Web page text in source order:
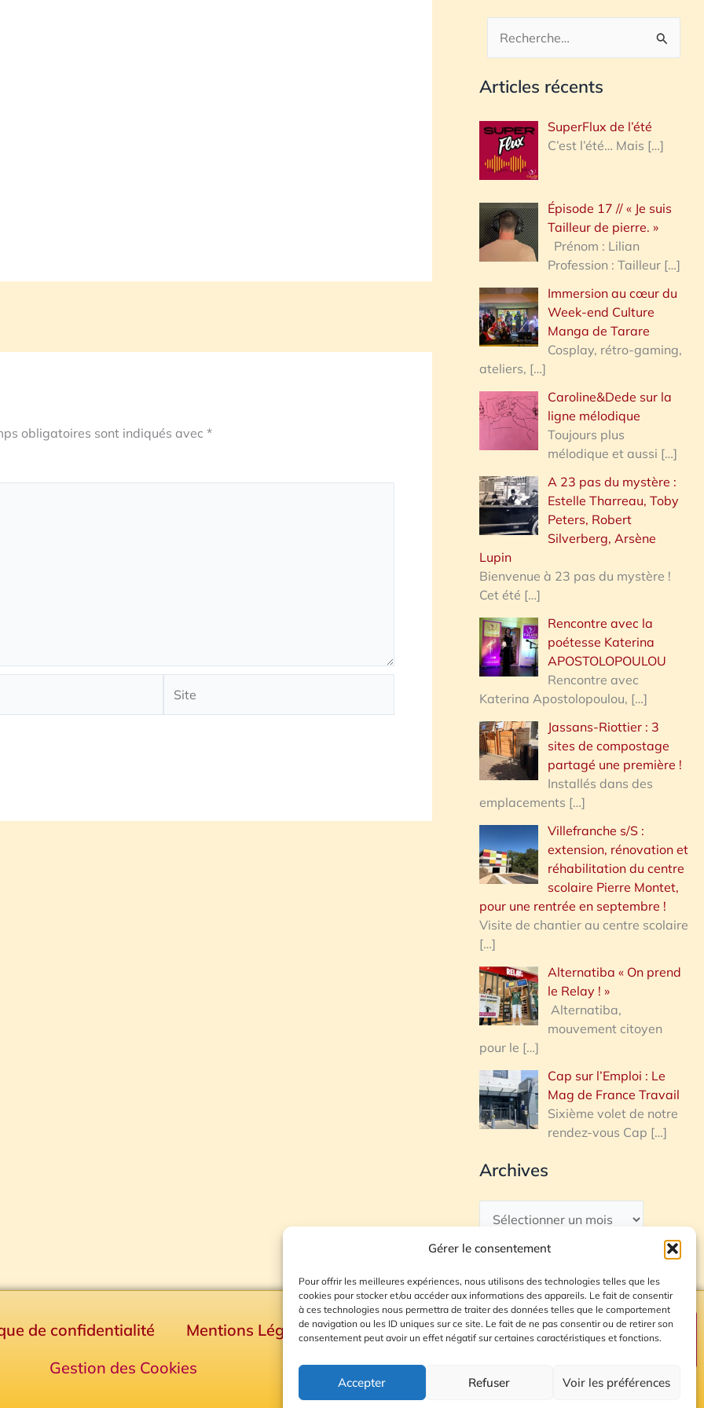
Gérer le consentement
Pour offrir les meilleures expériences, nous utilisons des technologies telles que les
cookies pour stocker et/ou accéder aux informations des appareils. Le fait de consentir
à ces technologies nous permettra de traiter des données telles que le comportement
de navigation ou les ID uniques sur ce site. Le fait de ne pas consentir ou de retirer son
consentement peut avoir un effet négatif sur certaines caractéristiques et fonctions.
Accepter Refuser Voir les préférences
obligatoires sont indiqués avec *
c
h
r
h
e
:
Articles récents
SuperFlux de l’été
C’est l’été… Mais […]
Épisode 17 // « Je suis
Tailleur de pierre. »
Prénom : Lilian
Profession : Tailleur […]
Immersion au cœur du
Week-end Culture
Manga de Tarare
Cosplay, rétro-gaming,
ateliers, […]
Caroline&Dede sur la
ligne mélodique
Toujours plus
mélodique et aussi […]
A 23 pas du mystère :
Estelle Tharreau, Toby
Peters, Robert
Silverberg, Arsène
Lupin
Bienvenue à 23 pas du mystère !
Cet été […]
Rencontre avec la
poétesse Katerina
APOSTOLOPOULOU
Rencontre avec
Katerina Apostolopoulou, […]
Jassans-Riottier : 3
sites de compostage
partagé une première !
Installés dans des
emplacements […]
Villefranche s/S :
extension, rénovation et
réhabilitation du centre
scolaire Pierre Montet,
pour une rentrée en septembre !
Visite de chantier au centre scolaire
[…]
Alternatiba « On prend
le Relay ! »
Alternatiba,
mouvement citoyen
pour le […]
Cap sur l’Emploi : Le
Mag de France Travail
Sixième volet de notre
rendez-vous Cap […]
Archives
de confidentialité Mentions Légales
Plan du site
Gestion des Cookies